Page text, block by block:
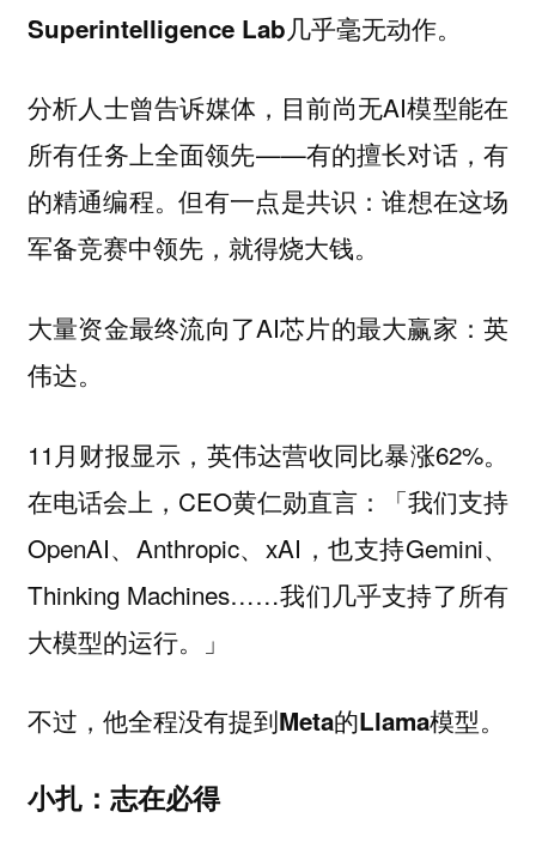
Superintelligence Lab几乎毫无动作。
分析人士曾告诉媒体，目前尚无AI模型能在
所有任务上全面领先——有的擅长对话，有
的精通编程。但有一点是共识：谁想在这场
军备竞赛中领先，就得烧大钱。
大量资金最终流向了AI芯片的最大赢家：英
伟达。
11月财报显示，英伟达营收同比暴涨62%。
在电话会上，CEO黄仁勋直言：「我们支持
OpenAI、Anthropic、xAI，也支持Gemini、
Thinking Machines……我们几乎支持了所有
大模型的运行。」
不过，他全程没有提到Meta的Llama模型。
小扎：志在必得